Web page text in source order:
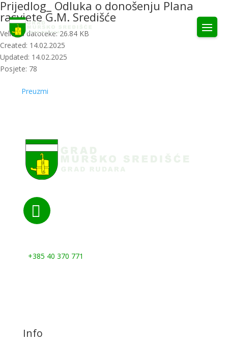
Prijedlog_ Odluka o donošenju Plana
rasvjete G.M. Središće
Veličina datoteke: 26.84 KB
Created: 14.02.2025
Updated: 14.02.2025
Posjete: 78
Preuzmi

+385 40 370 771
Info